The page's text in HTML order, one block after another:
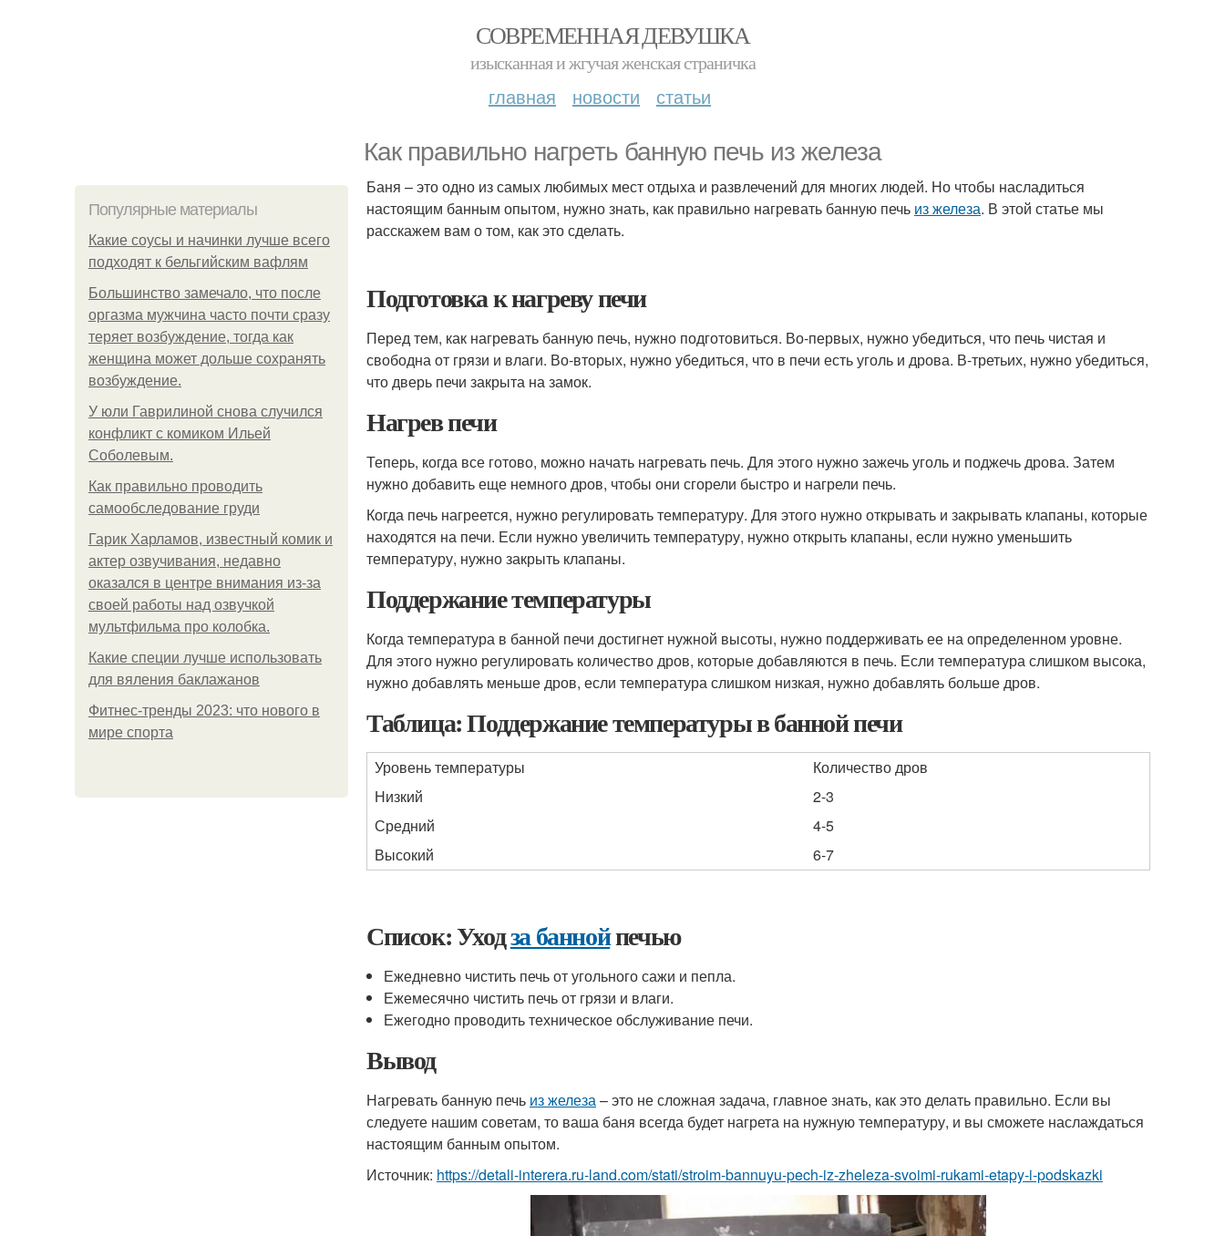
СОВРЕМЕННАЯ ДЕВУШКА
изысканная и жгучая женская страничка
главная новости статьи
Как правильно нагреть банную печь из железа
Популярные материалы
Какие соусы и начинки лучше всего
подходят к бельгийским вафлям
Большинство замечало, что после
оргазма мужчина часто почти сразу
теряет возбуждение, тогда как
женщина может дольше сохранять
возбуждение.
У юли Гаврилиной снова случился
конфликт с комиком Ильей
Соболевым.
Как правильно проводить
самообследование груди
Гарик Харламов, известный комик и
актер озвучивания, недавно
оказался в центре внимания из-за
своей работы над озвучкой
мультфильма про колобка.
Какие специи лучше использовать
для вяления баклажанов
Фитнес-тренды 2023: что нового в
мире спорта
Баня – это одно из самых любимых мест отдыха и развлечений для многих людей. Но чтобы насладиться
настоящим банным опытом, нужно знать, как правильно нагревать банную печь из железа. В этой статье мы
расскажем вам о том, как это сделать.
Подготовка к нагреву печи
Перед тем, как нагревать банную печь, нужно подготовиться. Во-первых, нужно убедиться, что печь чистая и
свободна от грязи и влаги. Во-вторых, нужно убедиться, что в печи есть уголь и дрова. В-третьих, нужно убедиться,
что дверь печи закрыта на замок.
Нагрев печи
Теперь, когда все готово, можно начать нагревать печь. Для этого нужно зажечь уголь и поджечь дрова. Затем
нужно добавить еще немного дров, чтобы они сгорели быстро и нагрели печь.
Когда печь нагреется, нужно регулировать температуру. Для этого нужно открывать и закрывать клапаны, которые
находятся на печи. Если нужно увеличить температуру, нужно открыть клапаны, если нужно уменьшить
температуру, нужно закрыть клапаны.
Поддержание температуры
Когда температура в банной печи достигнет нужной высоты, нужно поддерживать ее на определенном уровне.
Для этого нужно регулировать количество дров, которые добавляются в печь. Если температура слишком высока,
нужно добавлять меньше дров, если температура слишком низкая, нужно добавлять больше дров.
Таблица: Поддержание температуры в банной печи
Уровень температуры
Количество дров
Низкий
2-3
Средний
4-5
Высокий
6-7
Список: Уходза баннойпечью
Ежедневно чистить печь от угольного сажи и пепла.
Ежемесячно чистить печь от грязи и влаги.
Ежегодно проводить техническое обслуживание печи.
Вывод
Нагревать банную печь из железа– это не сложная задача, главное знать, как это делать правильно. Если вы
следуете нашим советам, то ваша баня всегда будет нагрета на нужную температуру, и вы сможете наслаждаться
настоящим банным опытом.
Источник: https://detali-interera.ru-land.com/stati/stroim-bannuyu-pech-iz-zheleza-svoimi-rukami-etapy-i-podskazki